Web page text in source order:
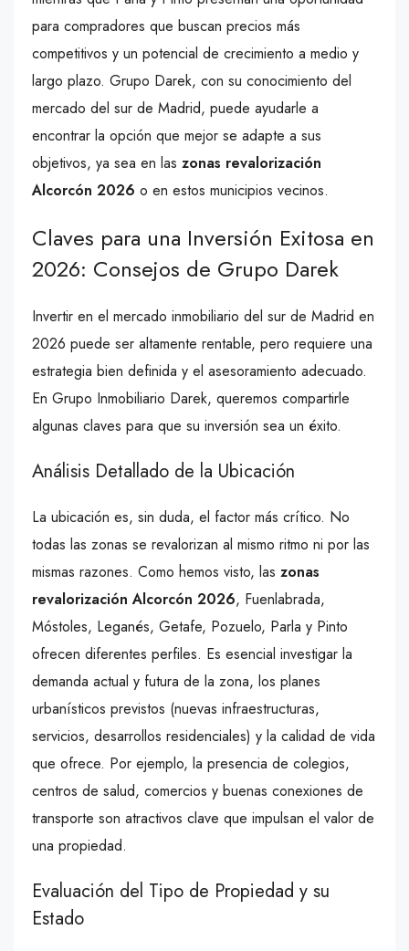
para compradores que buscan precios más
competitivos y un potencial de crecimiento a medio y
largo plazo. Grupo Darek, con su conocimiento del
mercado del sur de Madrid, puede ayudarle a
encontrar la opción que mejor se adapte a sus
objetivos, ya sea en las zonas revalorización
Alcorcón 2026 o en estos municipios vecinos.
Claves para una Inversión Exitosa en
2026: Consejos de Grupo Darek
Invertir en el mercado inmobiliario del sur de Madrid en
2026 puede ser altamente rentable, pero requiere una
estrategia bien definida y el asesoramiento adecuado.
En Grupo Inmobiliario Darek, queremos compartirle
algunas claves para que su inversión sea un éxito.
Análisis Detallado de la Ubicación
La ubicación es, sin duda, el factor más crítico. No
todas las zonas se revalorizan al mismo ritmo ni por las
mismas razones. Como hemos visto, las zonas
revalorización Alcorcón 2026, Fuenlabrada,
Móstoles, Leganés, Getafe, Pozuelo, Parla y Pinto
ofrecen diferentes perfiles. Es esencial investigar la
demanda actual y futura de la zona, los planes
urbanísticos previstos (nuevas infraestructuras,
servicios, desarrollos residenciales) y la calidad de vida
que ofrece. Por ejemplo, la presencia de colegios,
centros de salud, comercios y buenas conexiones de
transporte son atractivos clave que impulsan el valor de
una propiedad.
Evaluación del Tipo de Propiedad y su
Estado